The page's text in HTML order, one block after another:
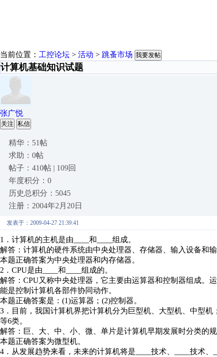
当前位置： 工控论坛 > 活动 > 跳蚤市场 我要发帖
计算机基础知识试题
张广悦
关注 私信
精华：51帖
求助：0帖
帖子：410帖 | 109回
年度积分：0
历史总积分：5045
注册：2004年2月20日
发表于：2009-04-27 21:39:41
1．计算机的主机是由____和____组成。
解答：计算机的硬件系统由中央处理器、存储器、输入设备和
本题正确答案为中央处理器和内存储器。
2．CPU是由____和____组成的。
解答：CPU又称中央处理器，它主要由运算器和控制器组成。
能是控制计算机各部件协同动作。
本题正确答案是：(1)运算器；(2)控制器。
3．目前，我国计算机界把计算机分为巨型机、大型机、中型机
等6类。
解答：巨、大、中、小、微、单片是计算机早期发展时分类的
本题正确答案为微型机。
4．从发展趋势来看，未来的计算机将是____技术、____技术